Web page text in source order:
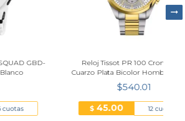
Reloj Tissot PR 100 Cronógrafo
Cuarzo Plata Bicolor Hombre 40mm
12 cuotas